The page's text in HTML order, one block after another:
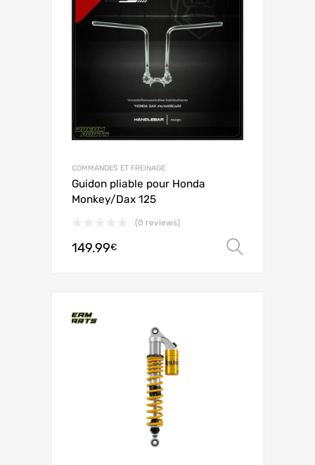
COMMANDES ET FREINAGE
Guidon pliable pour Honda
Monkey/Dax 125
(0 reviews)
149.99€